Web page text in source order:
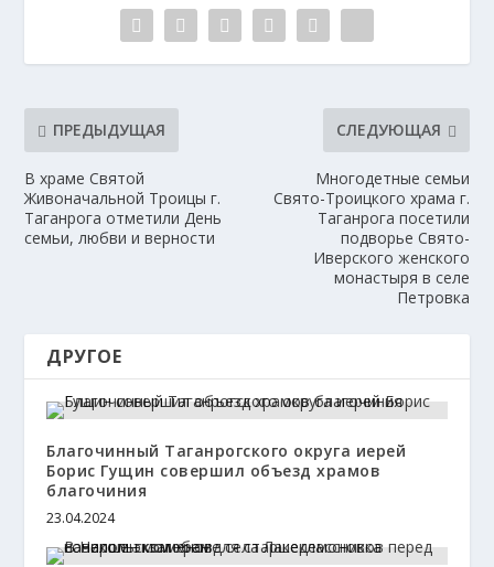
ПРЕДЫДУЩАЯ
В храме Святой
Живоначальной Троицы г.
Таганрога отметили День
семьи, любви и верности
СЛЕДУЮЩАЯ
Многодетные семьи
Свято-Троицкого храма г.
Таганрога посетили
подворье Свято-
Иверского женского
монастыря в селе
Петровка
ДРУГОЕ
Благочинный Таганрогского округа иерей
Борис Гущин совершил объезд храмов
благочиния
23.04.2024